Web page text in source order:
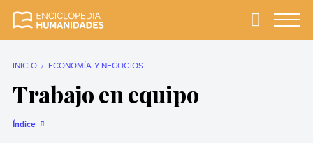
completa y más
Primary
INICIO ECONOMÍA Y NEGOCIOS
Trabajo en equipo
Índice